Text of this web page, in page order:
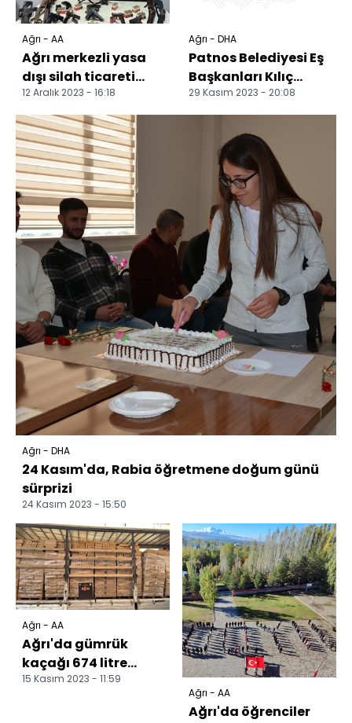
Ağrı - AA
Ağrı merkezli yasa
dışı silah ticareti
operasyonunda 22
şüpheli yakalandı
12 Aralık 2023 - 16:18
Ağrı - DHA
Patnos Belediyesi Eş
Başkanları Kılıç
ve Geçer, görevlerine
iade edildi
29 Kasım 2023 - 20:08
Ağrı - DHA
24 Kasım'da, Rabia öğretmene doğum günü
sürprizi
24 Kasım 2023 - 15:50
Ağrı - AA
Ağrı'da gümrük
kaçağı 674 litre
akaryakıt ele
15 Kasım 2023 - 11:59
Ağrı - AA
Ağrı'da öğrenciler